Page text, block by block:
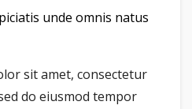
unde omnis natus
sit amet, consectetur
do eiusmod tempor